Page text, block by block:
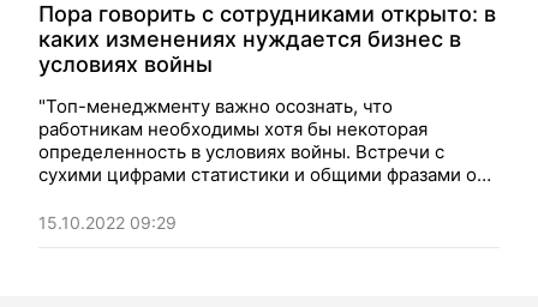
Пора говорить с сотрудниками открыто: в
каких изменениях нуждается бизнес в
условиях войны
"Топ-менеджменту важно осознать, что
работникам необходимы хотя бы некоторая
определенность в условиях войны. Встречи с
сухими цифрами статистики и общими фразами о
болезненные вопросы". Мнение.
15.10.2022 09:29